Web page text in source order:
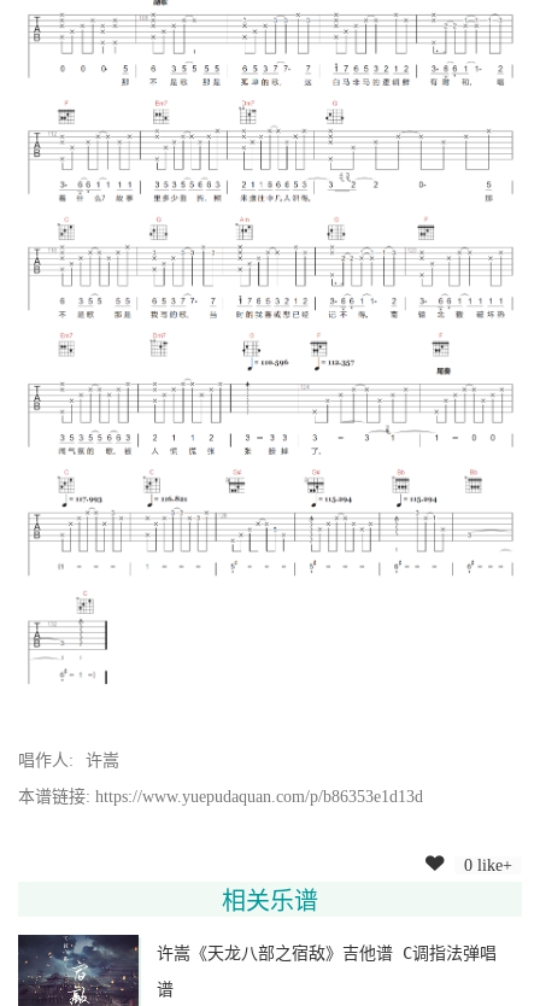
唱作人:
许嵩
本谱链接: https://www.yuepudaquan.com/p/b86353e1d13d
0 like+
相关乐谱
许嵩《天龙八部之宿敌》吉他谱 C调指法弹唱
谱